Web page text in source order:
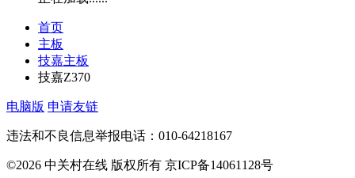
首页
主板
技嘉主板
技嘉Z370
电脑版 申请友链
违法和不良信息举报电话：010-64218167
©2026 中关村在线 版权所有 京ICP备14061128号